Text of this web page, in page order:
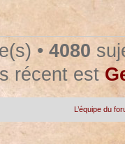
• 4080
récent est
L’équipe du